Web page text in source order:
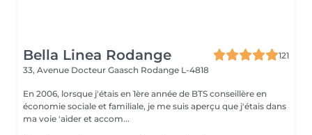
Bella Linea Rodange
121
33, Avenue Docteur Gaasch Rodange L-4818
En 2006, lorsque j'étais en 1ère année de BTS conseillère en
économie sociale et familiale, je me suis aperçu que j'étais dans
ma voie 'aider et accom...